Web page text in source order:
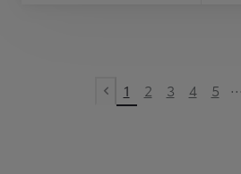
Previous page
1 2 3 4 5 ...